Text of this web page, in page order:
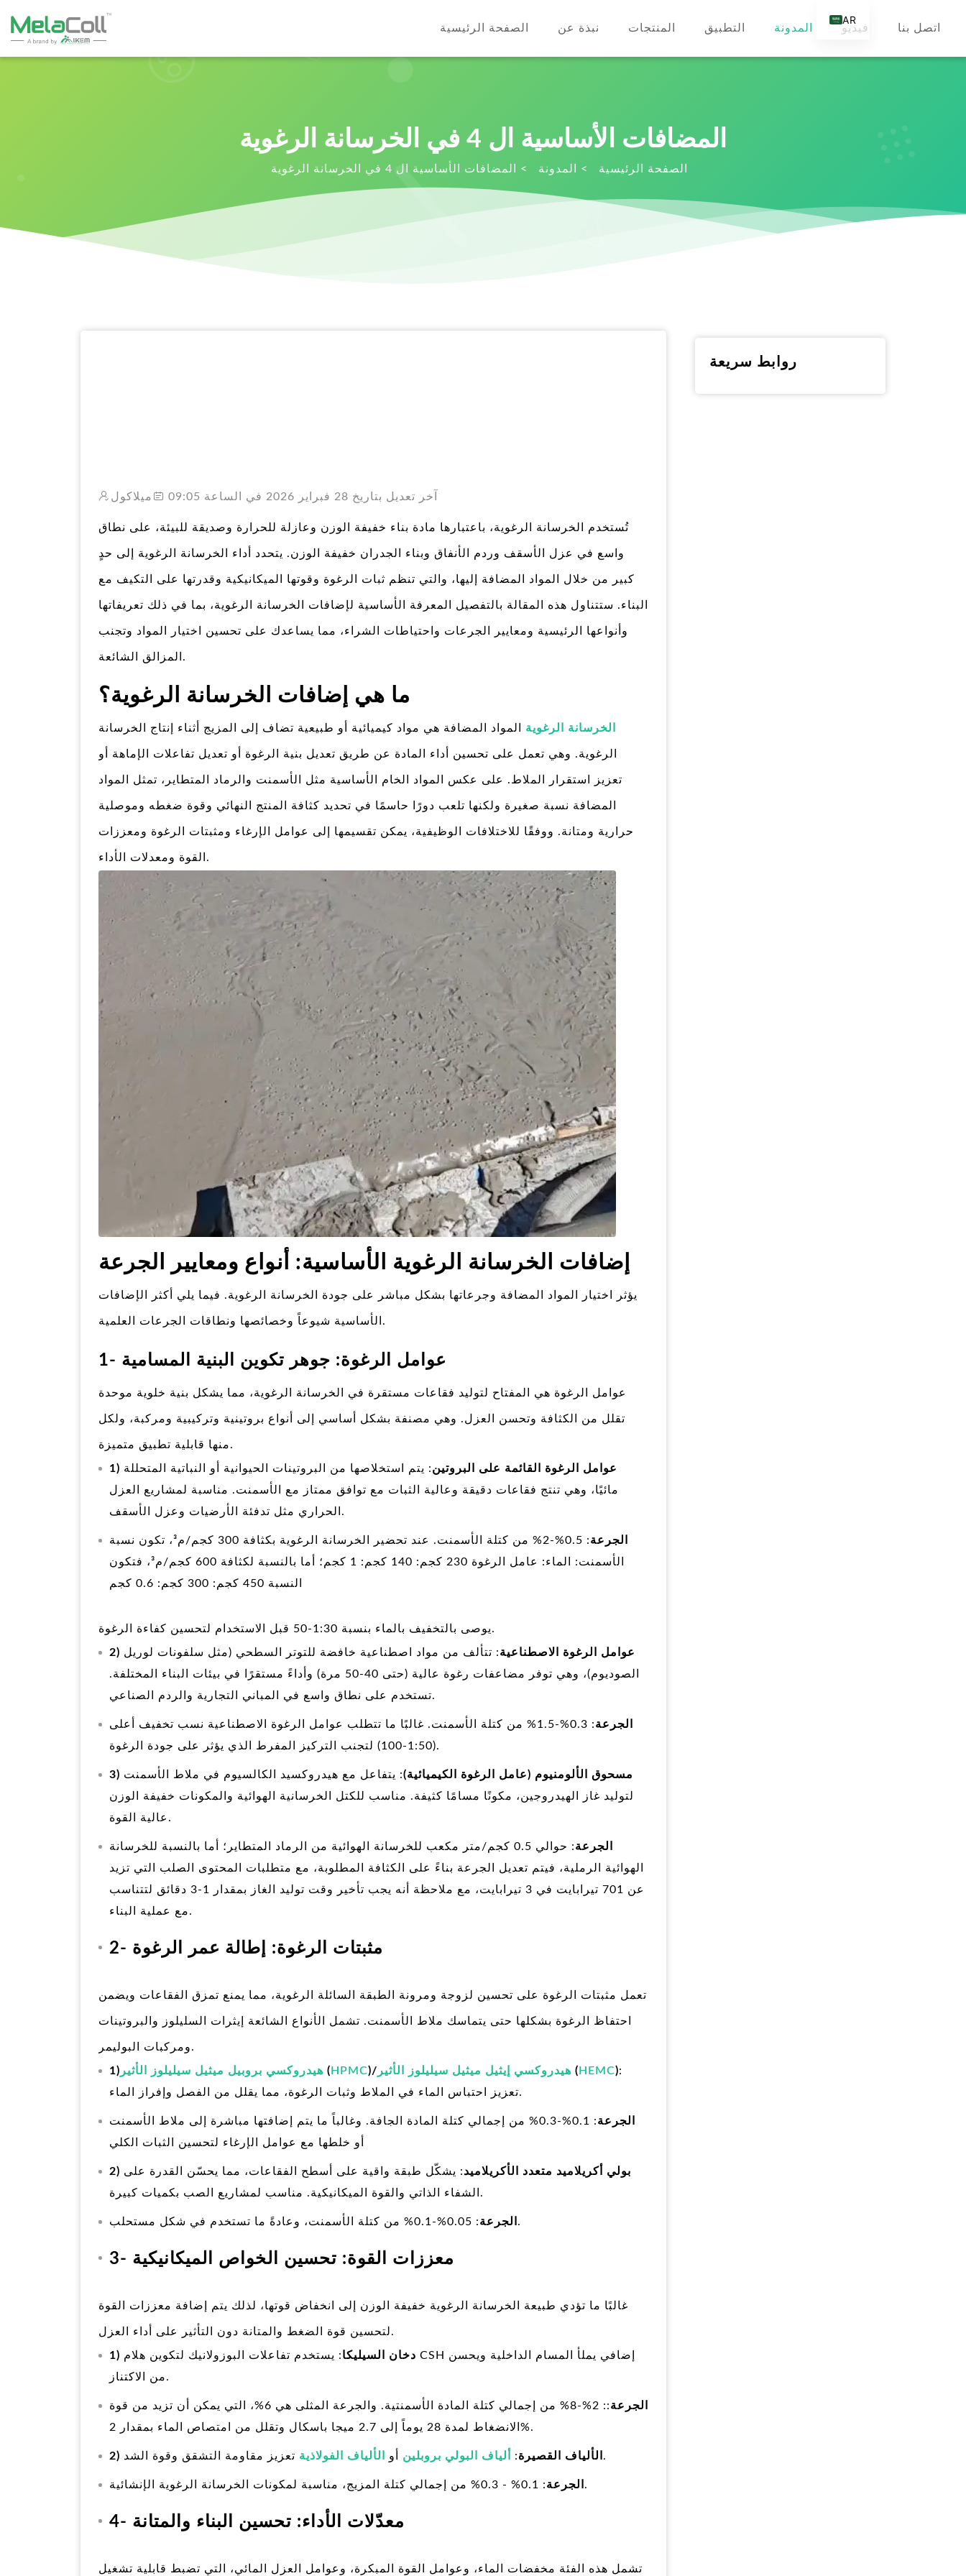
الصفحة الرئيسية نبذة عن المنتجات التطبيق المدونة فيديو اتصل بنا
المضافات الأساسية ال 4 في الخرسانة الرغوية
الصفحة الرئيسية > المدونة > المضافات الأساسية ال 4 في الخرسانة الرغوية
ميلاكول آخر تعديل بتاريخ 28 فبراير 2026 في الساعة 09:05
تُستخدم الخرسانة الرغوية، باعتبارها مادة بناء خفيفة الوزن وعازلة للحرارة وصديقة للبيئة، على نطاق
واسع في عزل الأسقف وردم الأنفاق وبناء الجدران خفيفة الوزن. يتحدد أداء الخرسانة الرغوية إلى حدٍ
كبير من خلال المواد المضافة إليها، والتي تنظم ثبات الرغوة وقوتها الميكانيكية وقدرتها على التكيف مع
البناء. ستتناول هذه المقالة بالتفصيل المعرفة الأساسية لإضافات الخرسانة الرغوية، بما في ذلك تعريفاتها
وأنواعها الرئيسية ومعايير الجرعات واحتياطات الشراء، مما يساعدك على تحسين اختيار المواد وتجنب
المزالق الشائعة.
ما هي إضافات الخرسانة الرغوية؟
الخرسانة الرغوية المواد المضافة هي مواد كيميائية أو طبيعية تضاف إلى المزيج أثناء إنتاج الخرسانة
الرغوية. وهي تعمل على تحسين أداء المادة عن طريق تعديل بنية الرغوة أو تعديل تفاعلات الإماهة أو
تعزيز استقرار الملاط. على عكس المواد الخام الأساسية مثل الأسمنت والرماد المتطاير، تمثل المواد
المضافة نسبة صغيرة ولكنها تلعب دورًا حاسمًا في تحديد كثافة المنتج النهائي وقوة ضغطه وموصلية
حرارية ومتانة. ووفقًا للاختلافات الوظيفية، يمكن تقسيمها إلى عوامل الإرغاء ومثبتات الرغوة ومعززات
القوة ومعدلات الأداء.
إضافات الخرسانة الرغوية الأساسية: أنواع ومعايير الجرعة
يؤثر اختيار المواد المضافة وجرعاتها بشكل مباشر على جودة الخرسانة الرغوية. فيما يلي أكثر الإضافات
الأساسية شيوعاً وخصائصها ونطاقات الجرعات العلمية.
1- عوامل الرغوة: جوهر تكوين البنية المسامية
عوامل الرغوة هي المفتاح لتوليد فقاعات مستقرة في الخرسانة الرغوية، مما يشكل بنية خلوية موحدة
تقلل من الكثافة وتحسن العزل. وهي مصنفة بشكل أساسي إلى أنواع بروتينية وتركيبية ومركبة، ولكل
منها قابلية تطبيق متميزة.
1) عوامل الرغوة القائمة على البروتين: يتم استخلاصها من البروتينات الحيوانية أو النباتية المتحللة
مائيًا، وهي تنتج فقاعات دقيقة وعالية الثبات مع توافق ممتاز مع الأسمنت. مناسبة لمشاريع العزل
الحراري مثل تدفئة الأرضيات وعزل الأسقف.
الجرعة
: 0.5%-2% من كتلة الأسمنت. عند تحضير الخرسانة الرغوية بكثافة 300 كجم/م³، تكون نسبة
الأسمنت: الماء: عامل الرغوة 230 كجم: 140 كجم: 1 كجم؛ أما بالنسبة لكثافة 600 كجم/م³، فتكون
النسبة 450 كجم: 300 كجم: 0.6 كجم
يوصى بالتخفيف بالماء بنسبة 1:30-50 قبل الاستخدام لتحسين كفاءة الرغوة.
2) عوامل الرغوة الاصطناعية: تتألف من مواد اصطناعية خافضة للتوتر السطحي (مثل سلفونات لوريل
الصوديوم)، وهي توفر مضاعفات رغوة عالية (حتى 40-50 مرة) وأداءً مستقرًا في بيئات البناء المختلفة.
تستخدم على نطاق واسع في المباني التجارية والردم الصناعي.
الجرعة
: 0.3%-1.5% من كتلة الأسمنت. غالبًا ما تتطلب عوامل الرغوة الاصطناعية نسب تخفيف أعلى
(1:50-100) لتجنب التركيز المفرط الذي يؤثر على جودة الرغوة.
3) مسحوق الألومنيوم (عامل الرغوة الكيميائية): يتفاعل مع هيدروكسيد الكالسيوم في ملاط الأسمنت
لتوليد غاز الهيدروجين، مكونًا مسامًا كثيفة. مناسب للكتل الخرسانية الهوائية والمكونات خفيفة الوزن
عالية القوة.
الجرعة
: حوالي 0.5 كجم/متر مكعب للخرسانة الهوائية من الرماد المتطاير؛ أما بالنسبة للخرسانة
الهوائية الرملية، فيتم تعديل الجرعة بناءً على الكثافة المطلوبة، مع متطلبات المحتوى الصلب التي تزيد
عن 701 تيرابايت في 3 تيرابايت، مع ملاحظة أنه يجب تأخير وقت توليد الغاز بمقدار 1-3 دقائق لتتناسب
مع عملية البناء.
2- مثبتات الرغوة: إطالة عمر الرغوة
تعمل مثبتات الرغوة على تحسين لزوجة ومرونة الطبقة السائلة الرغوية، مما يمنع تمزق الفقاعات ويضمن
احتفاظ الرغوة بشكلها حتى يتماسك ملاط الأسمنت. تشمل الأنواع الشائعة إيثرات السليلوز والبروتينات
ومركبات البوليمر.
1) هيدروكسي بروبيل ميثيل سيليلوز الأثير ( HPMC)/ هيدروكسي إيثيل ميثيل سيليلوز الأثير ( HEMC):
تعزيز احتباس الماء في الملاط وثبات الرغوة، مما يقلل من الفصل وإفراز الماء.
الجرعة
: 0.1%-0.3% من إجمالي كتلة المادة الجافة. وغالباً ما يتم إضافتها مباشرة إلى ملاط الأسمنت
أو خلطها مع عوامل الإرغاء لتحسين الثبات الكلي
2) بولي أكريلاميد متعدد الأكريلاميد: يشكّل طبقة واقية على أسطح الفقاعات، مما يحسّن القدرة على
الشفاء الذاتي والقوة الميكانيكية. مناسب لمشاريع الصب بكميات كبيرة.
الجرعة : 0.05%-0.1% من كتلة الأسمنت، وعادةً ما تستخدم في شكل مستحلب.
3- معززات القوة: تحسين الخواص الميكانيكية
غالبًا ما تؤدي طبيعة الخرسانة الرغوية خفيفة الوزن إلى انخفاض قوتها، لذلك يتم إضافة معززات القوة
لتحسين قوة الضغط والمتانة دون التأثير على أداء العزل.
1) دخان السيليكا: يستخدم تفاعلات البوزولانيك لتكوين هلام CSH إضافي يملأ المسام الداخلية ويحسن
من الاكتناز.
الجرعة
:: 2%-8% من إجمالي كتلة المادة الأسمنتية. والجرعة المثلى هي 6%، التي يمكن أن تزيد من قوة
الانضغاط لمدة 28 يوماً إلى 2.7 ميجا باسكال وتقلل من امتصاص الماء بمقدار 2%.
2) الألياف القصيرة: ألياف البولي بروبلين أو الألياف الفولاذية تعزيز مقاومة التشقق وقوة الشد.
الجرعة : 0.1% - 0.3% من إجمالي كتلة المزيج، مناسبة لمكونات الخرسانة الرغوية الإنشائية.
4- معدّلات الأداء: تحسين البناء والمتانة
تشمل هذه الفئة مخفضات الماء، وعوامل القوة المبكرة، وعوامل العزل المائي، التي تضبط قابلية تشغيل
روابط سريعة
AR
FI